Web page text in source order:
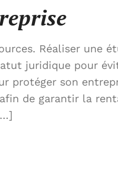
Réaliser une
juridique pour
protéger son
de garantir la